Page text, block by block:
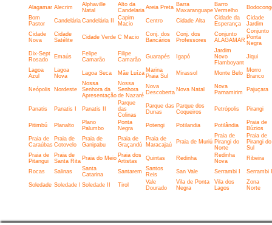
Alagamar Alecrim
Alphaville
Natal
Alto da
Candelaria Areia Preta Barra
Maxaranguape
Barro
Vermelho
Bom
Pastor
Candelária Candelária II
Capim
Macio
Centro Cidade Alta
Cidade da
Esperança
Cidade
Jardim
Cidade
Nova
Cidade
Satélite
Cidade Verde C Macio
Conj. dos
Bancários
Conj. dos
Professores
Conjunto
ALAGAMAR
Conjunto
Ponta
Negra
Dix-Sept
Rosado
Emaús
Felipe
Camarão
Filipe
Camarão
Guarapés Igapó
Jardim
Novo
Flamboyant
Jiqui
Lagoa
Azul
Lagoa
Nova
Lagoa Seca Mãe Luíza Marina
Praia Sul
Mirassol Monte Belo
Morro
Branco
Neópolis Nordeste
Nossa
Senhora da
Apresentação
Nossa
Senhora
de Nazaré
Nova
Descoberta Nova Natal
Nova
Parnamirim
Pajuçara
Panatis Panatis I Panatis II
Parque
das
Colinas
Parque das
Dunas
Parque dos
Coqueiros
Petrópolis Pirangi
Pitimbú Planalto
Plano
Palumbo
Ponta
Negra
Potengi Potilandia Potilândia
Praia de
Búzios
Praia de
Caraúbas
Praia de
Cotovelo
Praia de
Ganipabu
Praia de
Graçandú
Praia de
Maracajaú
Praia de Muriú
Praia de
Pirangi do
Norte
Praia de
Pirangi do
Sul
Praia de
Pitangui
Praia de
Santa Rita Praia do Meio Praia dos
Artistas
Quintas Redinha
Redinha
Nova
Ribeira
Rocas Salinas
Santa
Catarina
Santarem
Santos
Reis
San Vale Serrambi I Serrambi
Soledade Soledade I Soledade II Tirol
Vale
Dourado
Vila de Ponta
Negra
Vila dos
Lagos
Zona
Norte